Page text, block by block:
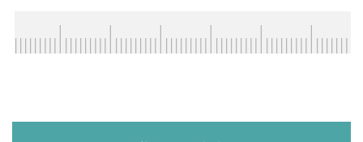
EXEMPLES, RÉALISATIONS, INSPIRATIONS
COMMENT COUPER DU VERRE ?